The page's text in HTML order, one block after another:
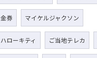
金券 マイケルジャクソン
ハローキティ ご当地テレカ